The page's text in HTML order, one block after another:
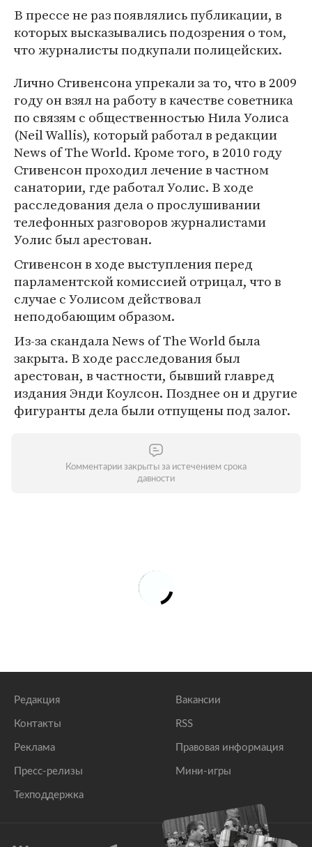
В прессе не раз появлялись публикации, в
которых высказывались подозрения о том,
что журналисты подкупали полицейских.
Лично Стивенсона упрекали за то, что в 2009
году он взял на работу в качестве советника
по связям с общественностью Нила Уолиса
(Neil Wallis), который работал в редакции
News of The World. Кроме того, в 2010 году
Стивенсон проходил лечение в частном
санатории, где работал Уолис. В ходе
расследования дела о прослушивании
телефонных разговоров журналистами
Уолис был арестован.
Стивенсон в ходе выступления перед
парламентской комиссией отрицал, что в
случае с Уолисом действовал
неподобающим образом.
Из-за скандала News of The World была
закрыта. В ходе расследования был
арестован, в частности, бывший главред
издания Энди Коулсон. Позднее он и другие
фигуранты дела были отпущены под залог.
Комментарии закрыты за истечением срока
давности
Редакция
Контакты
Реклама
Пресс-релизы
Техподдержка
Вакансии
RSS
Правовая информация
Мини-игры